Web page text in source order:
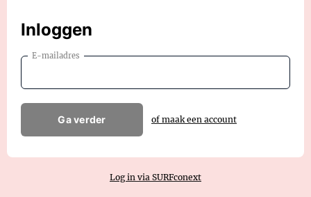
Inloggen
E-mailadres
Ga verder of maak een account
Log in via SURFconext